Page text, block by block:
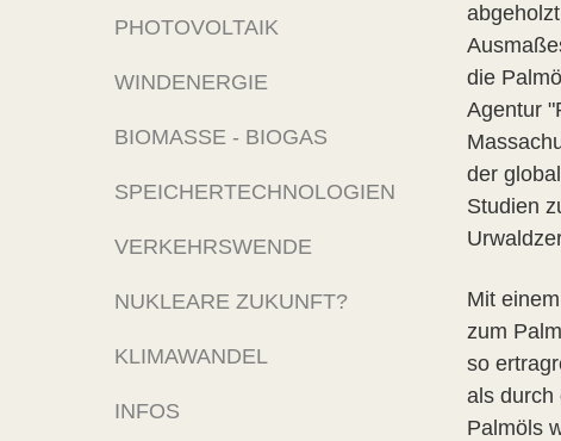
die
Agentur
der
Studien
Mit
zum
so
als durch
Palmöls
PHOTOVOLTAIK
WINDENERGIE
BIOMASSE - BIOGAS
SPEICHERTECHNOLOGIEN
VERKEHRSWENDE
NUKLEARE ZUKUNFT?
KLIMAWANDEL
INFOS